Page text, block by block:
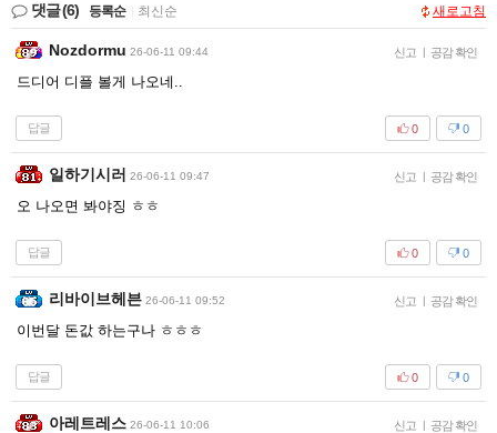
댓글(6) 등록순 최신순 새로고침
Nozdormu 26-06-11 09:44 신고 | 공감 확인
드디어 디플 볼게 나오네..
답글 0
0
일하기시러 26-06-11 09:47 신고 | 공감 확인
오 나오면 봐야징 ㅎㅎ
답글 0
0
리바이브헤븐 26-06-11 09:52 신고 | 공감 확인
이번달 돈값 하는구나 ㅎㅎㅎ
답글 0
0
아레트레스 26-06-11 10:06 신고 | 공감 확인